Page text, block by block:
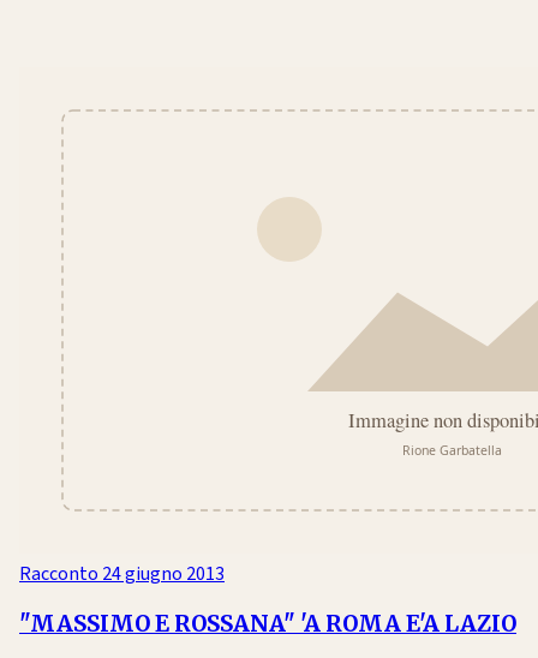
Racconto24 giugno 2013
"MASSIMO E ROSSANA" 'A ROMA E'A LAZIO